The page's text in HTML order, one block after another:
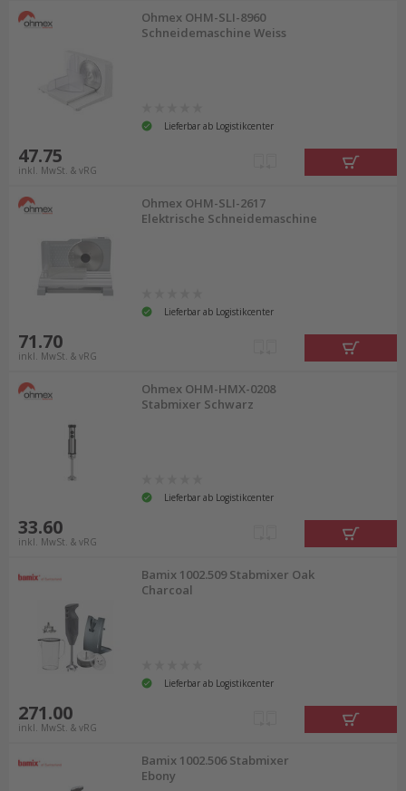
Ohmex OHM-SLI-8960
Schneidemaschine Weiss
Lieferbar ab Logistikcenter
47.75
inkl. MwSt. & vRG
Ohmex OHM-SLI-2617
Elektrische Schneidemaschine
Lieferbar ab Logistikcenter
71.70
inkl. MwSt. & vRG
Ohmex OHM-HMX-0208
Stabmixer Schwarz
Lieferbar ab Logistikcenter
33.60
inkl. MwSt. & vRG
Bamix 1002.509 Stabmixer Oak
Charcoal
Lieferbar ab Logistikcenter
271.00
inkl. MwSt. & vRG
Bamix 1002.506 Stabmixer
Ebony